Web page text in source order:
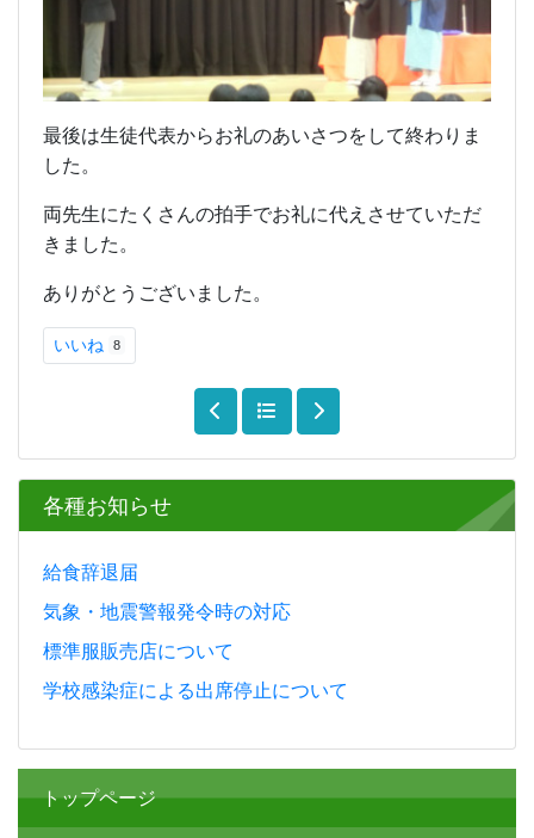
各種お知らせ
給食辞退届
気象・地震警報発令時の対応
標準服販売店について
学校感染症による出席停止について
トップページ
最後は生徒代表からお礼のあいさつをして終わりま
した。
両先生にたくさんの拍手でお礼に代えさせていただ
きました。
ありがとうございました。
いいね 8